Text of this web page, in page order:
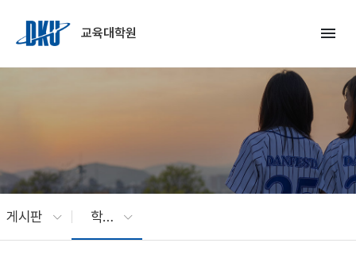
교육대학원
menu
게시판 학사 Q&A